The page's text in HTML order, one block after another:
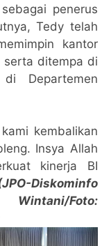
penerus
Tedy telah
kantor
serta ditempa di
Departemen
kembalikan
Insya Allah
kinerja BI
Diskominfo
Foto: